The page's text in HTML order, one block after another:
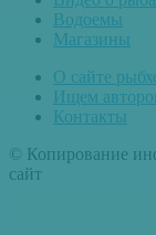
Водоемы
Магазины
О сайте
Ищем
Контакты
© Копирование
сайт